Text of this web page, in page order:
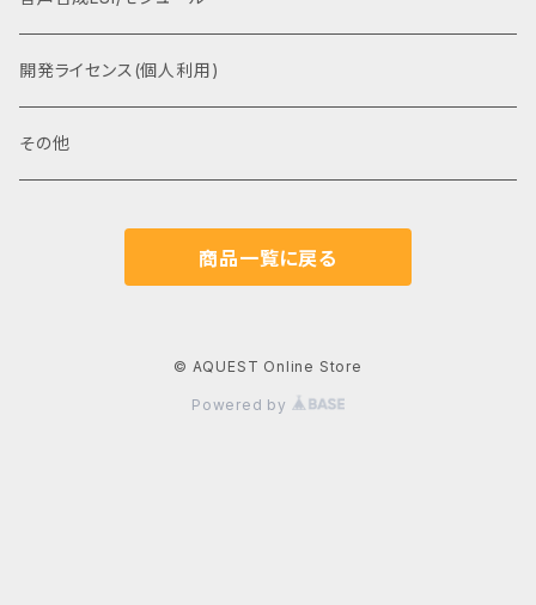
開発ライセンス(個人利用)
その他
商品一覧に戻る
© AQUEST Online Store
Powered by